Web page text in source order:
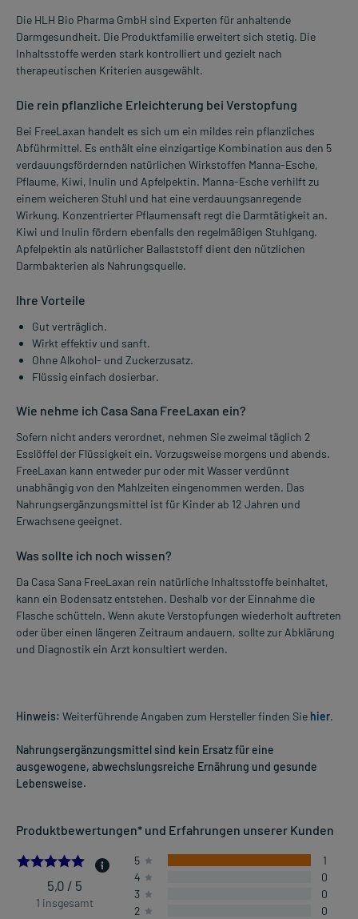
Die HLH Bio Pharma GmbH sind Experten für anhaltende
Darmgesundheit. Die Produktfamilie erweitert sich stetig. Die
Inhaltsstoffe werden stark kontrolliert und gezielt nach
therapeutischen Kriterien ausgewählt.
Die rein pflanzliche Erleichterung bei Verstopfung
Bei FreeLaxan handelt es sich um ein mildes rein pflanzliches
Abführmittel. Es enthält eine einzigartige Kombination aus den 5
verdauungsfördernden natürlichen Wirkstoffen Manna-Esche,
Pflaume, Kiwi, Inulin und Apfelpektin. Manna-Esche verhilft zu
einem weicheren Stuhl und hat eine verdauungsanregende
Wirkung. Konzentrierter Pflaumensaft regt die Darmtätigkeit an.
Kiwi und Inulin fördern ebenfalls den regelmäßigen Stuhlgang.
Apfelpektin als natürlicher Ballaststoff dient den nützlichen
Darmbakterien als Nahrungsquelle.
Ihre Vorteile
Gut verträglich.
Wirkt effektiv und sanft.
Ohne Alkohol- und Zuckerzusatz.
Flüssig einfach dosierbar.
Wie nehme ich Casa Sana FreeLaxan ein?
Sofern nicht anders verordnet, nehmen Sie zweimal täglich 2
Esslöffel der Flüssigkeit ein. Vorzugsweise morgens und abends.
FreeLaxan kann entweder pur oder mit Wasser verdünnt
unabhängig von den Mahlzeiten eingenommen werden. Das
Nahrungsergänzungsmittel ist für Kinder ab 12 Jahren und
Erwachsene geeignet.
Was sollte ich noch wissen?
Da Casa Sana FreeLaxan rein natürliche Inhaltsstoffe beinhaltet,
kann ein Bodensatz entstehen. Deshalb vor der Einnahme die
Flasche schütteln. Wenn akute Verstopfungen wiederholt auftreten
oder über einen längeren Zeitraum andauern, sollte zur Abklärung
und Diagnostik ein Arzt konsultiert werden.
Hinweis: Weiterführende Angaben zum Hersteller finden Sie hier.
Nahrungsergänzungsmittel sind kein Ersatz für eine
ausgewogene, abwechslungsreiche Ernährung und gesunde
Lebensweise.
Produktbewertungen* und Erfahrungen unserer Kunden
5.0
5,0 / 5
1 insgesamt
5
1
4
0
3
0
2
0